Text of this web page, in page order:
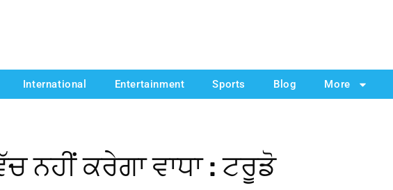
International Entertainment Sports Blog More
ਨਹੀਂ ਕਰੇਗਾ ਵਾਧਾ : ਟਰੂਡੋ